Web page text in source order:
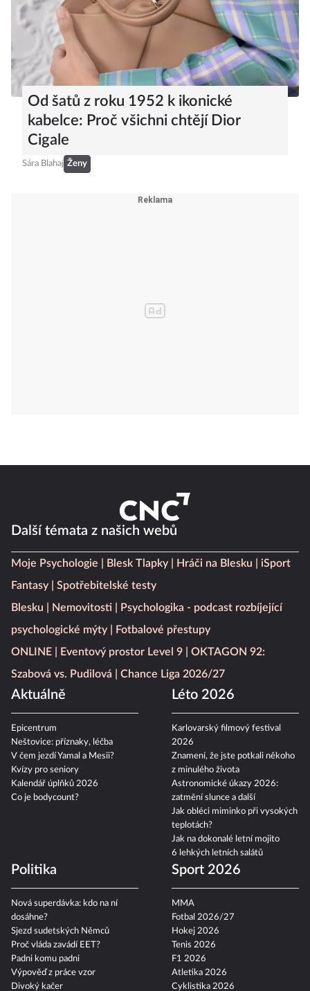
Od šatů z roku 1952 k ikonické
kabelce: Proč všichni chtějí Dior
Cigale
Sára Blahaj Ženy
Další témata z našich webů
Moje Psychologie Blesk Tlapky Hráči na Blesku
iSport
Fantasy
Spotřebitelské testy
Blesku
Nemovitosti
Psychologika - podcast rozbíjející
psychologické mýty
Fotbalové přestupy
ONLINE
Eventový prostor Level 9
OKTAGON 92:
Szabová vs. Pudilová
Chance Liga 2026/27
Aktuálně
Epicentrum
Neštovice: příznaky, léčba
V čem jezdí Yamal a Mesii?
Kvízy pro seniory
Kalendář úplňků 2026
Co je bodycount?
Léto 2026
Karlovarský filmový festival
2026
Znamení, že jste potkali někoho
z minulého života
Astronomické úkazy 2026:
zatmění slunce a další
Jak obléci miminko při vysokých
teplotách?
Jak na dokonalé letní mojito
6 lehkých letních salátů
Politika
Nová superdávka: kdo na ní
dosáhne?
Sjezd sudetských Němců
Proč vláda zavádí EET?
Padni komu padni
Výpověď z práce vzor
Divoký kačer
Sport 2026
MMA
Fotbal 2026/27
Hokej 2026
Tenis 2026
F1 2026
Atletika 2026
Cyklistika 2026